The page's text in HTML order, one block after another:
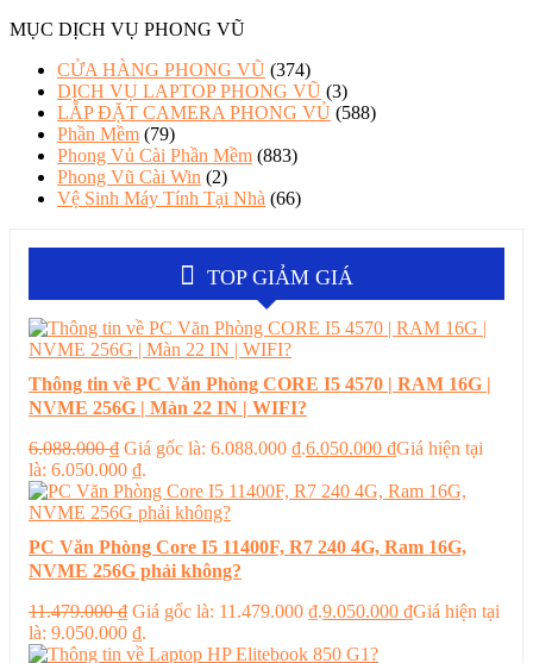
MỤC DỊCH VỤ PHONG VŨ
CỬA HÀNG PHONG VŨ (374)
DỊCH VỤ LAPTOP PHONG VŨ (3)
LẮP ĐẶT CAMERA PHONG VỦ (588)
Phần Mềm (79)
Phong Vủ Cài Phần Mềm (883)
Phong Vũ Cài Win (2)
Vệ Sinh Máy Tính Tại Nhà (66)
TOP GIẢM GIÁ
Thông tin về PC Văn Phòng CORE I5 4570 | RAM 16G |
NVME 256G | Màn 22 IN | WIFI?
6.088.000₫ Giá gốc là: 6.088.000 ₫.6.050.000 ₫Giá hiện tại
là: 6.050.000 ₫.
PC Văn Phòng Core I5 11400F, R7 240 4G, Ram 16G,
NVME 256G phải không?
11.479.000₫ Giá gốc là: 11.479.000 ₫.9.050.000 ₫Giá hiện tại
là: 9.050.000 ₫.